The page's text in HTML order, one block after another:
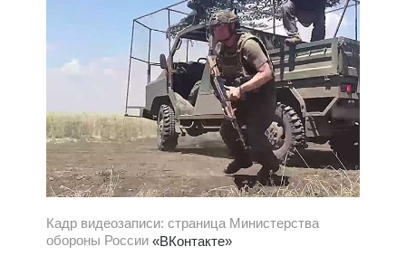
Кадр видеозаписи: страница Министерства
обороны России «ВКонтакте»